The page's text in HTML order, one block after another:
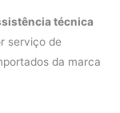
técnica
serviço de
da marca